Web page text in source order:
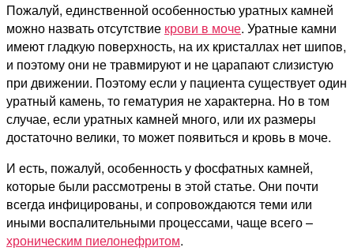
Пожалуй, единственной особенностью уратных камней
можно назвать отсутствие крови в моче. Уратные камни
имеют гладкую поверхность, на их кристаллах нет шипов,
и поэтому они не травмируют и не царапают слизистую
при движении. Поэтому если у пациента существует один
уратный камень, то гематурия не характерна. Но в том
случае, если уратных камней много, или их размеры
достаточно велики, то может появиться и кровь в моче.
И есть, пожалуй, особенность у фосфатных камней,
которые были рассмотрены в этой статье. Они почти
всегда инфицированы, и сопровождаются теми или
иными воспалительными процессами, чаще всего –
хроническим пиелонефритом.